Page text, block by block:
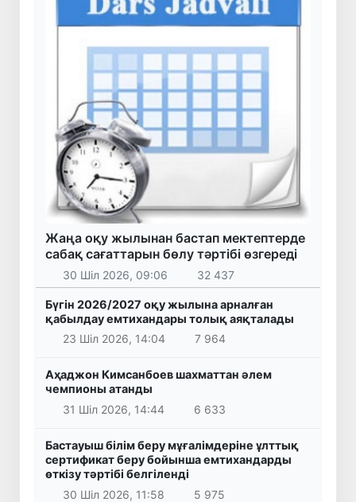
Жаңа оқу жылынан бастап мектептерде
сабақ сағаттарын бөлу тәртібі өзгереді
30 Шіл 2026, 09:06 32 437
Бүгін 2026/2027 оқу жылына арналған
қабылдау емтихандары толық аяқталады
23 Шіл 2026, 14:04
7 964
Аҳаджон Кимсанбоев шахматтан әлем
чемпионы атанды
31 Шіл 2026, 14:44
6 633
Бастауыш білім беру мұғалімдеріне ұлттық
сертификат беру бойынша емтихандарды
өткізу тәртібі белгіленді
30 Шіл 2026, 11:58
5 975